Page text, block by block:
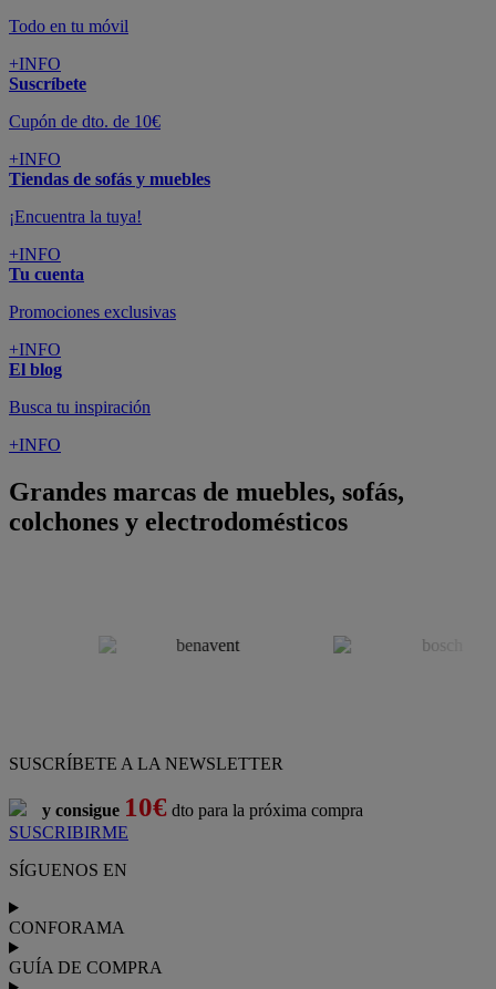
Todo en tu móvil
+INFO
Suscríbete
Cupón de dto. de 10€
+INFO
Tiendas de sofás y muebles
¡Encuentra la tuya!
+INFO
Tu cuenta
Promociones exclusivas
+INFO
El blog
Busca tu inspiración
+INFO
Grandes marcas de muebles, sofás,
colchones y electrodomésticos
SUSCRÍBETE A LA NEWSLETTER
y consigue 10€ dto para la próxima compra
SUSCRIBIRME
SÍGUENOS EN
CONFORAMA
GUÍA DE COMPRA